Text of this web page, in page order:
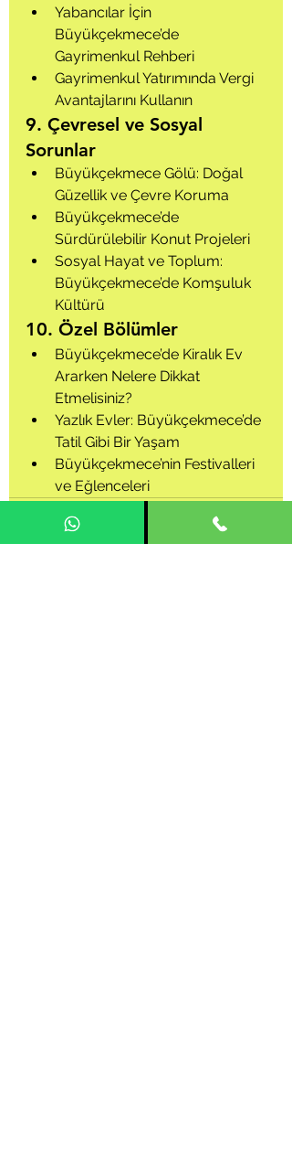
Yabancılar İçin
Büyükçekmece’de
Gayrimenkul Rehberi
Gayrimenkul Yatırımında Vergi
Avantajlarını Kullanın
9. Çevresel ve Sosyal
Sorunlar
Büyükçekmece Gölü: Doğal
Güzellik ve Çevre Koruma
Büyükçekmece’de
Sürdürülebilir Konut Projeleri
Sosyal Hayat ve Toplum:
Büyükçekmece’de Komşuluk
Kültürü
10. Özel Bölümler
Büyükçekmece’de Kiralık Ev
Ararken Nelere Dikkat
Etmelisiniz?
Yazlık Evler: Büyükçekmece’de
Tatil Gibi Bir Yaşam
Büyükçekmece’nin Festivalleri
ve Eğlenceleri